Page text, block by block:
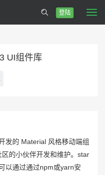
登陆
UI组件库
发的 Material 风格移动端组
的小伙伴开发和维护。star
以通过通过npm或yarn安